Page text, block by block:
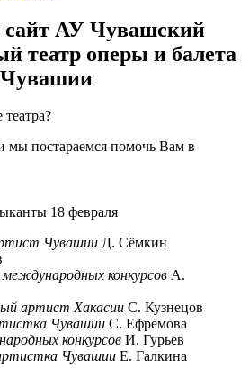
АУ Чувашский
театр оперы и балета
театра?
постараемся помочь Вам в
18 февраля
Чувашии Д. Сёмкин
конкурсов А.
артист Хакасии С. Кузнецов
Чувашии С. Ефремова
конкурсов И. Гурьев
Чувашии Е. Галкина